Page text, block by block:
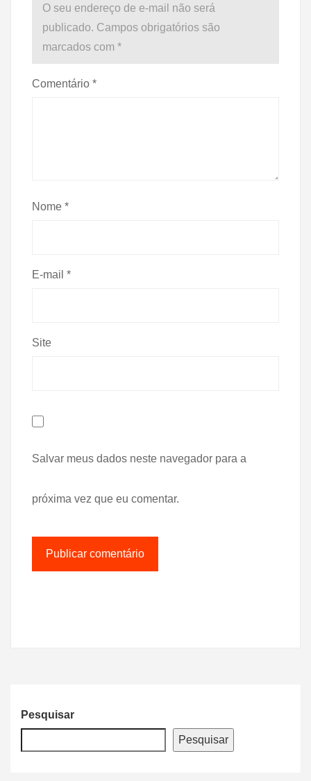
O seu endereço de e-mail não será
publicado. Campos obrigatórios são
marcados com *
Comentário *
Nome *
E-mail *
Site
Salvar meus dados neste navegador para a
próxima vez que eu comentar.
Pesquisar
Pesquisar